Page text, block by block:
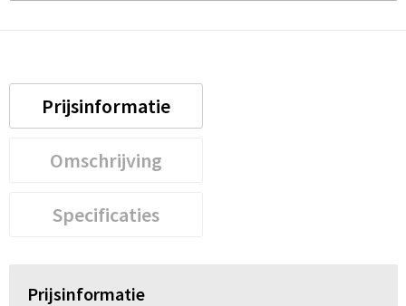
Prijsinformatie
Omschrijving
Specificaties
Prijsinformatie